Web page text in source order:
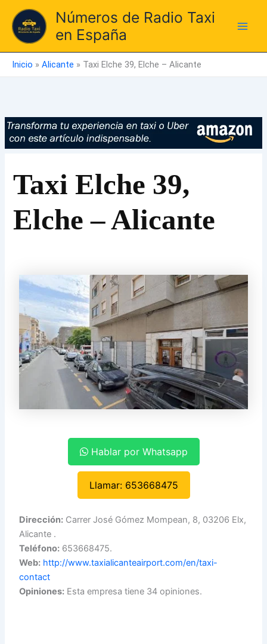
contenido
Números de Radio Taxi
en España
Inicio » Alicante » Taxi Elche 39, Elche – Alicante
Taxi Elche 39,
Elche – Alicante
Hablar por Whatsapp
Llamar: 653668475
Dirección: Carrer José Gómez Mompean, 8, 03206 Elx,
Alicante .
Teléfono: 653668475.
Web: http://www.taxialicanteairport.com/en/taxi-
contact
Opiniones: Esta empresa tiene 34 opiniones.